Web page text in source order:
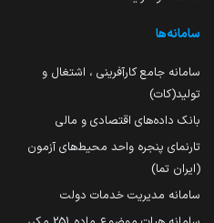
سامانه‌ها
سامانه جامع کارآفرینی ، اشتغال و
تولید(کات)
بانک داده‌های اقتصادی و مالی
تارنمای پنجره واحد محیط‌های آزمون
(ایران تما)
سامانه مدیریت خدمات دولت